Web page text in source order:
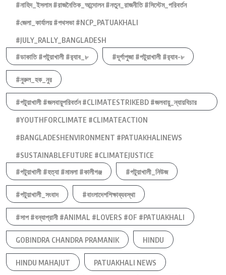
#নাহিদ_ইসলাম #রাজনৈতিক_আন্দোলন #নতুন_রাজনীতি #সিস্টেম_পরিবর্তন
#জেলা_কার্যালয় #পথসভা #NCP_PATUAKHALI
#JULY_RALLY_BANGLADESH
#ডাকাতি #পটুয়াখালী #র‍্যাব_৮
#দূর্গাপুজা #পটুয়াখালী #র‍্যাব-৮
#নুরুল_হক_নুর
#পটুয়াখালী #জলবায়ুপরিবর্তন #CLIMATESTRIKEBD #জলবায়ু_ন্যায়বিচার
#YOUTHFORCLIMATE #CLIMATEACTION
#BANGLADESHENVIRONMENT #PATUAKHALINEWS
#SUSTAINABLEFUTURE #CLIMATEJUSTICE
#পটুয়াখালী #হত্যা #মামলা #কালীগঞ্জ
#পটুয়াখালী_নিউজ
#পটুয়াখালী_সংবাদ #বাংলাদেশশিক্ষাব্যবস্থা
#সাপ #বন্যাপ্রানী #ANIMAL #LOVERS #OF #PATUAKHALI
GOBINDRA CHANDRA PRAMANIK HINDU
HINDU MAHAJUT PATUAKHALI NEWS